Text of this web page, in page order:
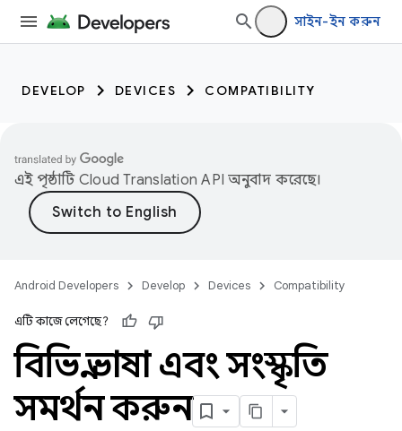
সাইন-ইন করুন
DEVELOP DEVICES COMPATIBILITY
এই পৃষ্ঠাটি Cloud Translation API অনুবাদ করেছে।
Android Developers Develop Devices Compatibility
এটি কাজে লেগেছে?
বিভিন্ন ভাষা এবং সংস্কৃতি
সমর্থন করুন